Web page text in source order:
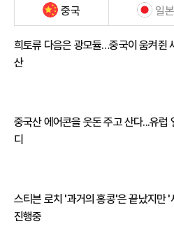
중국 일본
희토류 다음은 광모듈…중국이 움켜쥔
산
중국산 에어콘을 웃돈 주고 산다...유럽
디
스티븐 로치 '과거의 홍콩'은 끝났지만 '
진행중